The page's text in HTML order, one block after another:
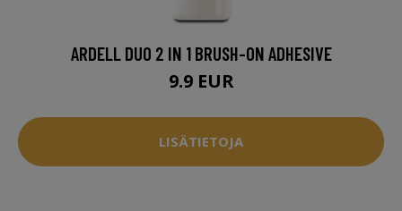
ARDELL DUO 2 IN 1 BRUSH-ON ADHESIVE
9.9 EUR
LISÄTIETOJA